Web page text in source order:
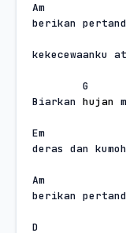
Am
berikan
kekecewaanku
G
Biarkan hujan
Em
deras dan
Am
berikan
D